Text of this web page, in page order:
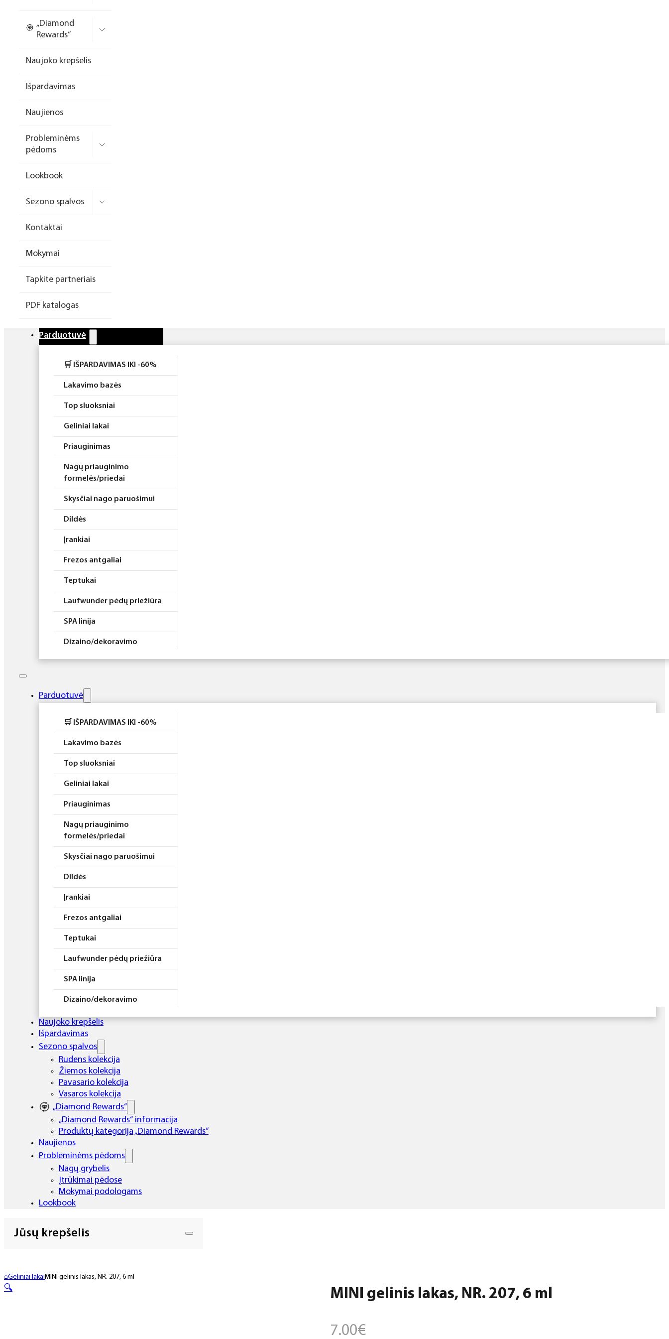
formelės/priedai
Dildės
Įrankiai
Laufwunder pėdų priežiūra
priemonės
Rinkiniai
„Diamond
Rewards“
Naujoko krepšelis
Išpardavimas
Naujienos
Probleminėms
pėdoms
Lookbook
Sezono spalvos
Kontaktai
Mokymai
Tapkite partneriais
PDF katalogas
Parduotuvė
🛒 IŠPARDAVIMAS IKI -60%
Lakavimo bazės
Top sluoksniai
Geliniai lakai
Priauginimas
Nagų priauginimo
formelės/priedai
Skysčiai nago paruošimui
Dildės
Įrankiai
Frezos antgaliai
Teptukai
Laufwunder pėdų priežiūra
SPA linija
Dizaino/dekoravimo
Higiena
Rinkiniai
Parduotuvė
🛒 IŠPARDAVIMAS IKI -60%
Lakavimo bazės
Top sluoksniai
Geliniai lakai
Priauginimas
Nagų priauginimo
formelės/priedai
Skysčiai nago paruošimui
Dildės
Įrankiai
Frezos antgaliai
Teptukai
Laufwunder pėdų priežiūra
SPA linija
Dizaino/dekoravimo
Elektros prietaisai
Higiena
Atributika
Rinkiniai
Naujoko krepšelis
Išpardavimas
Sezono spalvos
Rudens kolekcija
Žiemos kolekcija
Pavasario kolekcija
Vasaros kolekcija
„Diamond Rewards“
„Diamond Rewards“ informacija
Produktų kategorija „Diamond Rewards“
Naujienos
Probleminėms pėdoms
Nagų grybelis
Įtrūkimai pėdose
Mokymai podologams
Lookbook
Jūsų krepšelis
⌂Geliniai lakai MINI gelinis lakas, NR. 207, 6 ml
🔍 MINI gelinis lakas, NR. 207, 6 ml
7.00€